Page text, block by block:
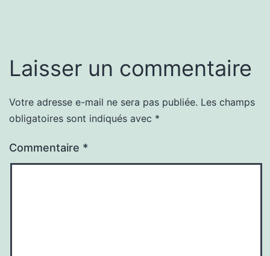
Laisser un commentaire
Votre adresse e-mail ne sera pas publiée. Les champs
obligatoires sont indiqués avec *
Commentaire *